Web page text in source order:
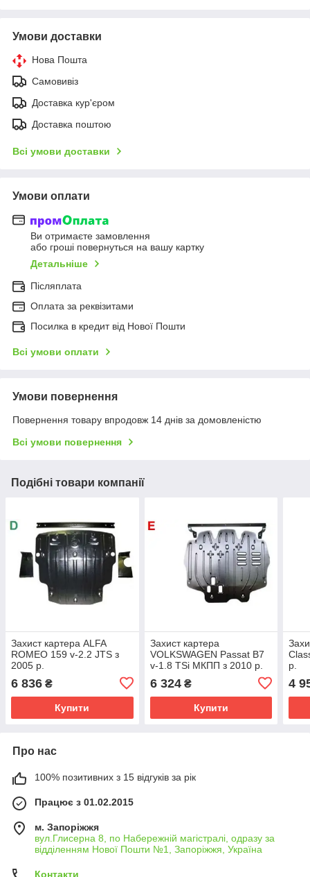
Умови доставки
Нова Пошта
Самовивіз
Доставка кур'єром
Доставка поштою
Всі умови доставки
Умови оплати
Ви отримаєте замовлення
або гроші повернуться на вашу картку
Детальніше
Післяплата
Оплата за реквізитами
Посилка в кредит від Нової Пошти
Всі умови оплати
Умови повернення
Повернення товару впродовж 14 днів за домовленістю
Всі умови повернення
Подібні товари компанії
Захист картера ALFA
ROMEO 159 v-2.2 JTS з
2005 р.
6 836 ₴
Купити
Захист картера
VOLKSWAGEN Passat B7
v-1.8 TSi МКПП з 2010 р.
6 324₴
Купити
р.
4
Про нас
100% позитивних з 15 відгуків за рік
Працює з 01.02.2015
м. Запоріжжя
вул.Глисерна 8, по Набережній магістралі, одразу за
відділенням Нової Пошти №1, Запоріжжя, Україна
Контакти